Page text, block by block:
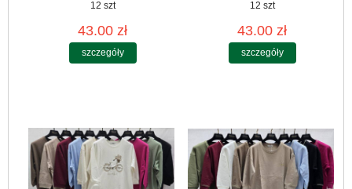
12 szt
43.00 zł
szczegóły
12 szt
43.00 zł
szczegóły